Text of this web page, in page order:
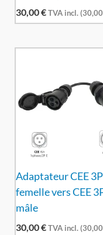
30,00€TVA incl. (30,00
Adaptateur CEE
femelle vers CEE
mâle
30,00€TVA incl. (30,00